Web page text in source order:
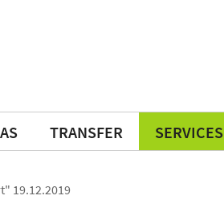
TRANSFER SERVICES
19.12.2019